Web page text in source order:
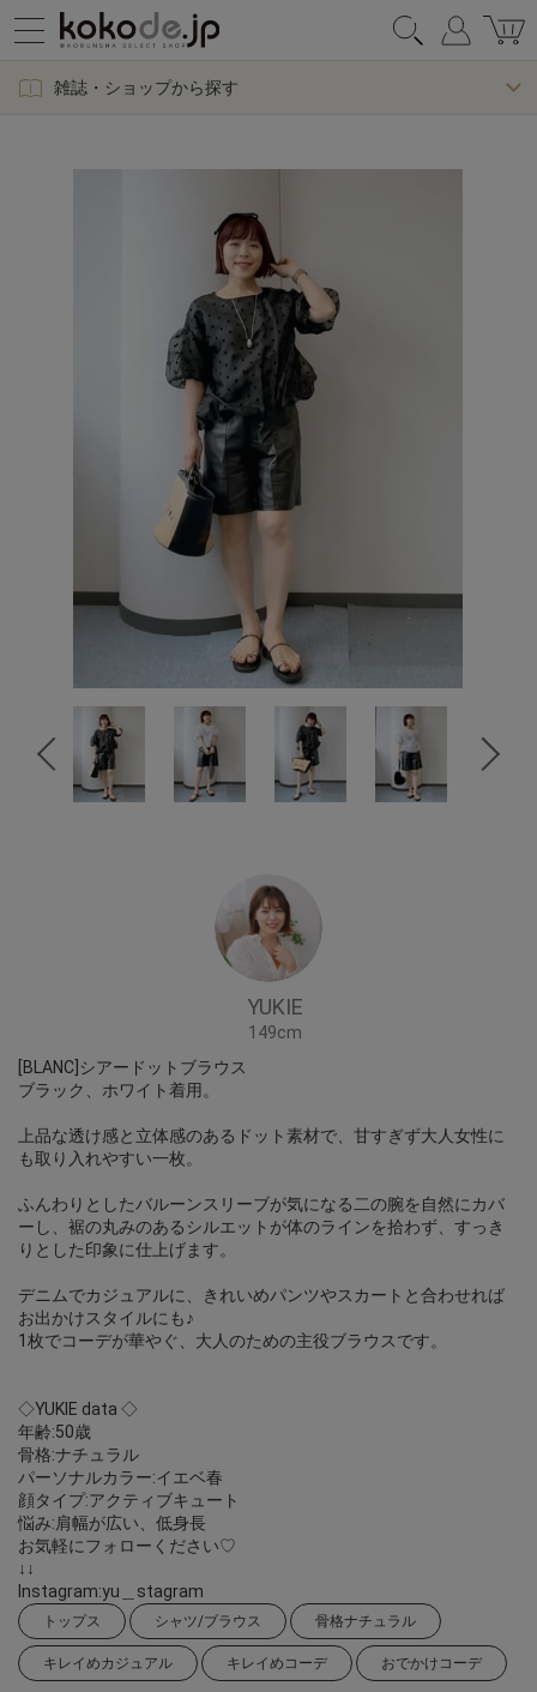
雑誌・ショップから探す
YUKIE
149cm
[BLANC]シアードットブラウス
ブラック、ホワイト着用。
上品な透け感と立体感のあるドット素材で、甘すぎず大人女性に
も取り入れやすい一枚。
ふんわりとしたバルーンスリーブが気になる二の腕を自然にカバ
ーし、裾の丸みのあるシルエットが体のラインを拾わず、すっき
りとした印象に仕上げます。
デニムでカジュアルに、きれいめパンツやスカートと合わせれば
お出かけスタイルにも♪
1枚でコーデが華やぐ、大人のための主役ブラウスです。
◇YUKIE data ◇
年齢:50歳
骨格:ナチュラル
パーソナルカラー:イエベ春
顔タイプ:アクティブキュート
悩み:肩幅が広い、低身長
お気軽にフォローください♡
↓↓
Instagram:yu＿stagram
トップス シャツ/ブラウス 骨格ナチュラル
キレイめカジュアル キレイめコーデ おでかけコーデ